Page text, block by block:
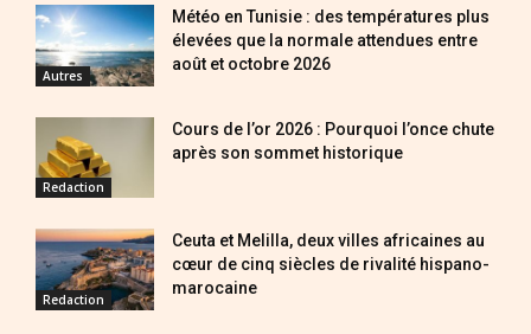
Autres
Météo en Tunisie : des températures plus
élevées que la normale attendues entre
août et octobre 2026
Redaction
Cours de l’or 2026 : Pourquoi l’once chute
après son sommet historique
Redaction
Ceuta et Melilla, deux villes africaines au
cœur de cinq siècles de rivalité hispano-
marocaine